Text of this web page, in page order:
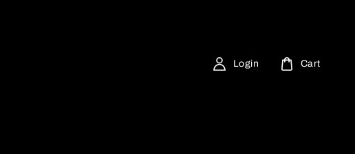
Login Cart